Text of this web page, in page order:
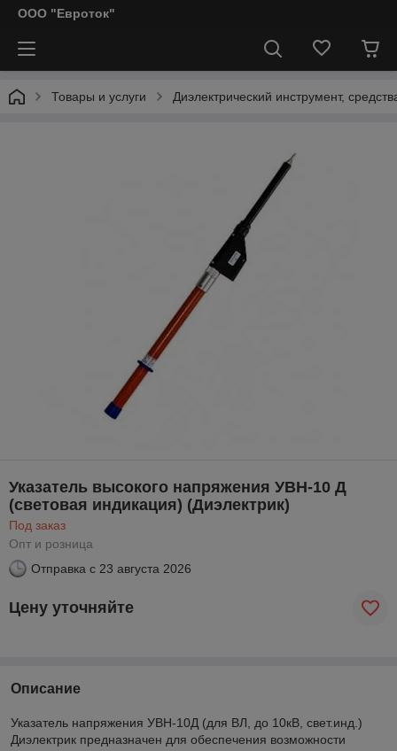
ООО "Евроток"
Товары и услуги Диэлектрический инструмент,
Указатель высокого напряжения УВН-10 Д
(световая индикация) (Диэлектрик)
Под заказ
Опт и розница
Отправка с 23 августа 2026
Цену уточняйте
Описание
Указатель напряжения УВН-10Д (для ВЛ, до 10кВ, свет.инд.)
Диэлектрик предназначен для обеспечения возможности